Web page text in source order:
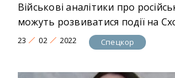
Військові аналітики про
можуть розвиватися події на
23 02 2022 Спецкор